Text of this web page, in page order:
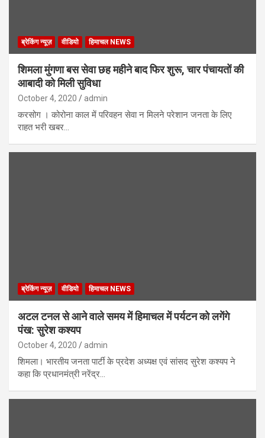
ब्रेकिंग न्यूज़ वीडियो हिमाचल NEWS
शिमला मुंगणा बस सेवा छह महीने बाद फिर शुरू, चार पंचायतों की
आबादी को मिली सुविधा
October 4, 2020 admin
करसोग । कोरोना काल में परिवहन सेवा न मिलने परेशान जनता के लिए
राहत भरी खबर…
ब्रेकिंग न्यूज़ वीडियो हिमाचल NEWS
अटल टनल से आने वाले समय में हिमाचल में पर्यटन को लगेंगे
पंख: सुरेश कश्यप
October 4, 2020 admin
शिमला। भारतीय जनता पार्टी के प्रदेश अध्यक्ष एवं सांसद सुरेश कश्यप ने
कहा कि प्रधानमंत्री नरेंद्र…